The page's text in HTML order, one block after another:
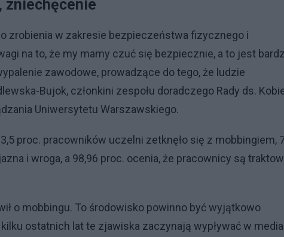
zniechęcenie
zrobienia w zakresie bezpieczeństwa fizycznego i
na to, że my mamy czuć się bezpiecznie, a to jest
zawodowe, prowadzące do tego, że ludzie
Bujok, członkini zespołu doradczego Rady ds.
Uniwersytetu Warszawskiego.
proc. pracowników uczelni zetknęło się z mobbingiem,
i wroga, a 98,96 proc. ocenia, że pracownicy są
o mobbingu. To środowisko powinno być wyjątkowo
ostatnich lat te zjawiska zaczynają wypływać w